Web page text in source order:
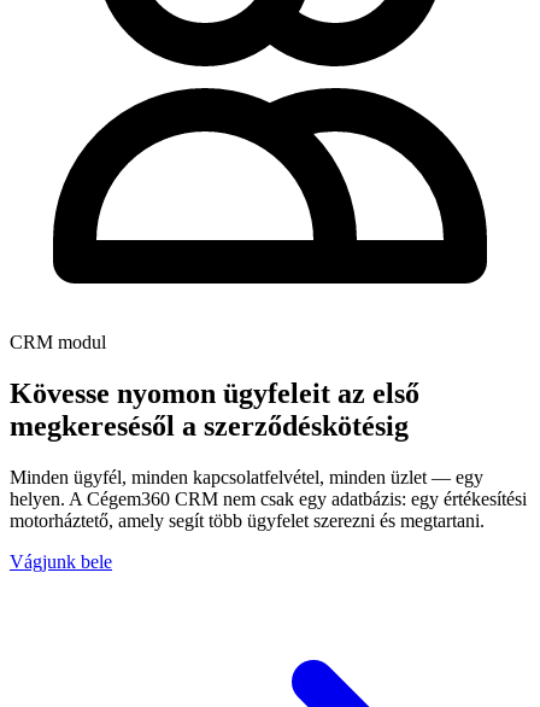
CRM modul
Kövesse nyomon ügyfeleit az első
megkeresésől a szerződéskötésig
Minden ügyfél, minden kapcsolatfelvétel, minden üzlet — egy
helyen. A Cégem360 CRM nem csak egy adatbázis: egy értékesítési
motorháztető, amely segít több ügyfelet szerezni és megtartani.
Vágjunk bele